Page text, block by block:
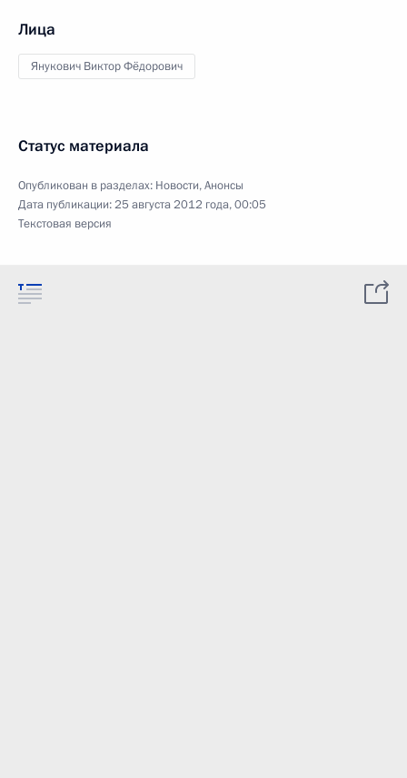
Лица
Янукович Виктор Фёдорович
Статус материала
Опубликован в разделах: Новости,Анонсы
Дата публикации:25 августа 2012 года, 00:05
Текстовая версия